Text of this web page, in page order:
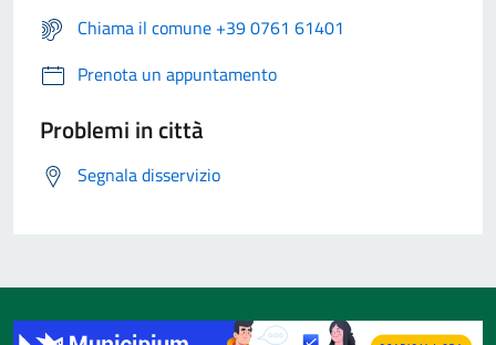
Chiama il comune +39 0761 61401
Prenota un appuntamento
Problemi in città
Segnala disservizio